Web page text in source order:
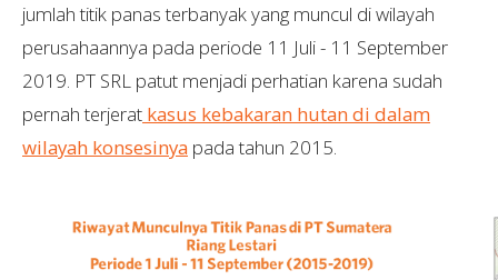
jumlah titik panas terbanyak yang muncul di wilayah
perusahaannya pada periode 11 Juli - 11 September
2019. PT SRL patut menjadi perhatian karena sudah
pernah terjerat kasus kebakaran hutan di dalam
wilayah konsesinya pada tahun 2015.